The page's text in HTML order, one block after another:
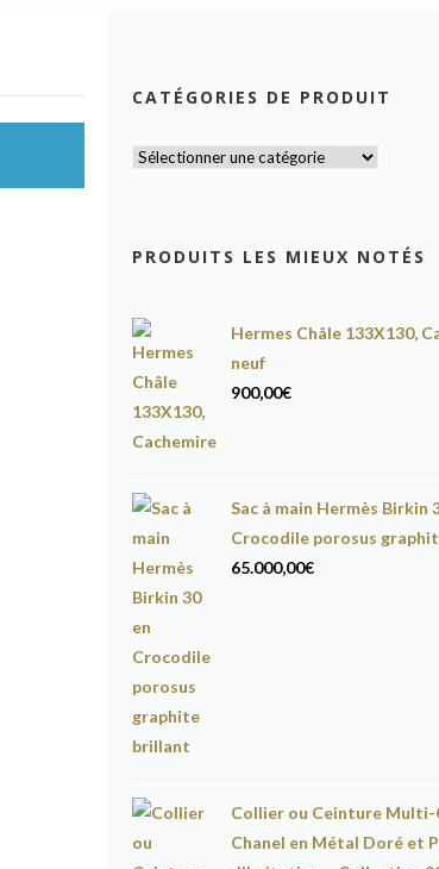
CATÉGORIES DE PRODUIT
PRODUITS LES MIEUX NOTÉS
Hermes Châle 133X130,
neuf
900,00€
Sac à main Hermès Birkin
Crocodile porosus
65.000,00€
Collier ou Ceinture Multi-
Chanel en Métal Doré et